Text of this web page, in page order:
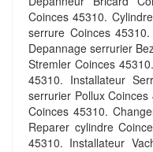
Coinces 45310.
serrure Coinces
Depannage serrurier
Stremler Coinces
45310. Installateur
serrurier Pollux
Coinces 45310.
Reparer cylindre
45310. Installateur